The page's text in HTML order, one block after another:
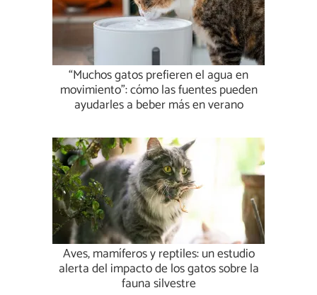
“Muchos gatos prefieren el agua en
movimiento”: cómo las fuentes pueden
ayudarles a beber más en verano
Aves, mamíferos y reptiles: un estudio
alerta del impacto de los gatos sobre la
fauna silvestre